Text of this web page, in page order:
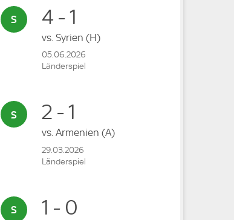
4 - 1
vs. Syrien (H)
05.06.2026
Länderspiel
2 - 1
vs. Armenien (A)
29.03.2026
Länderspiel
1 - 0